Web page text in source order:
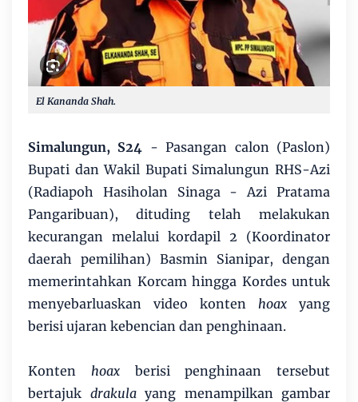
El Kananda Shah.
Simalungun, S24 - Pasangan calon (Paslon)
Bupati dan Wakil Bupati Simalungun RHS-Azi
(Radiapoh Hasiholan Sinaga - Azi Pratama
Pangaribuan), dituding telah melakukan
kecurangan melalui kordapil 2 (Koordinator
daerah pemilihan) Basmin Sianipar, dengan
memerintahkan Korcam hingga Kordes untuk
menyebarluaskan video konten hoax yang
berisi ujaran kebencian dan penghinaan.
Konten hoaxberisi penghinaan tersebut
bertajuk drakulayang menampilkan gambar